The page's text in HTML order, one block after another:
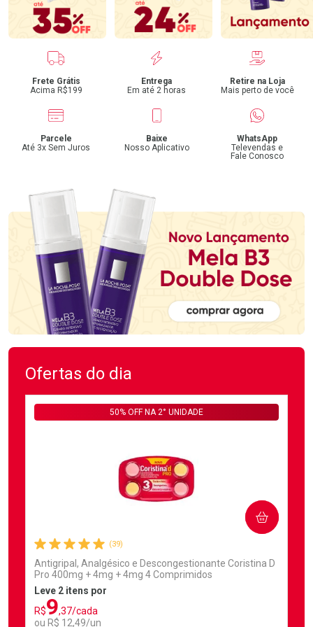
Benefícios
Frete Grátis
Acima R$199
Entrega
Em até 2 horas
Retire na Loja
Mais perto de você
Parcele
Até 3x Sem Juros
Baixe
Nosso Aplicativo
WhatsApp
Televendas e
Fale Conosco
Ofertas do dia
(39)
Antigripal, Analgésico e Descongestionante Coristina D
Pro 400mg + 4mg + 4mg 4 Comprimidos
50% OFF NA 2° UNIDADE
Leve 2 itens por
R$9,37/cada
ou R$ 12,49/un
COMPRAR